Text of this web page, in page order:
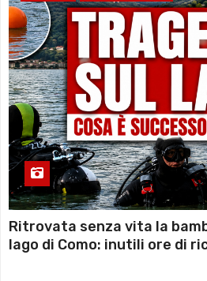
Ritrovata senza vita la
lago di Como: inutili ore di